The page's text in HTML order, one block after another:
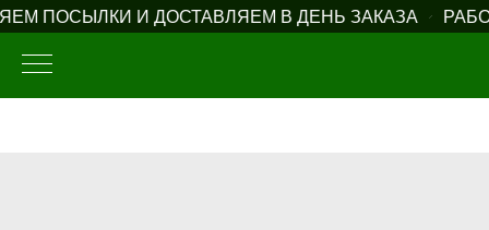
ПОСЫЛКИ И ДОСТАВЛЯЕМ В ДЕНЬ ЗАКАЗА